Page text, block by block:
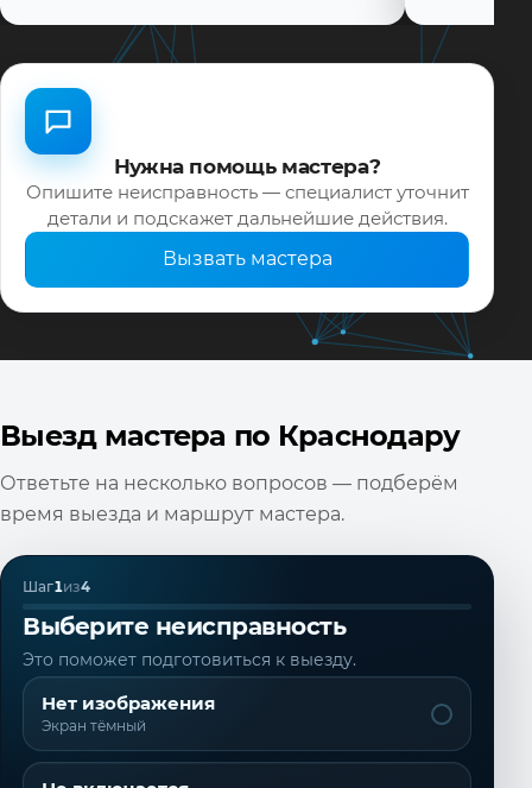
Нужна помощь мастера?
Опишите неисправность — специалист уточнит
детали и подскажет дальнейшие действия.
Вызвать мастера
Выезд мастера по Краснодару
Ответьте на несколько вопросов — подберём
время выезда и маршрут мастера.
Шаг1из4
Выберите неисправность
Это поможет подготовиться к выезду.
Нет изображения
Экран тёмный